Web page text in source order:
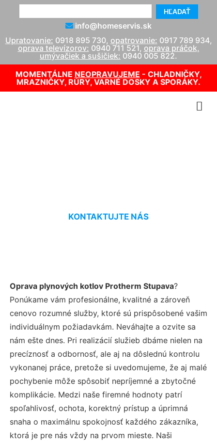
HĽADAŤ
info@homeservis.sk
Upratovanie: 0918 895 730, opatrovanie: 0917 789 934,
oprava televízorov: 0940 711 521, oprava práčok,
umývačiek a sušičiek: 0940 005 822.
MOMENTÁLNE NEOPRAVUJEME - CHLADNIČKY,
MRAZNIČKY, RÚRY, VARNÉ DOSKY A SPORÁKY.
KONTAKTUJTE NÁS
Oprava plynových kotlov Protherm Stupava?
Ponúkame vám profesionálne, kvalitné a zároveň
cenovo rozumné služby, ktoré sú prispôsobené vašim
individuálnym požiadavkám. Neváhajte a ozvite sa
nám ešte dnes. Pri realizácií služieb dbáme nielen na
precíznosť a odbornosť, ale aj na dôslednú kontrolu
vykonanej práce, pretože si uvedomujeme, že aj malé
pochybenie môže spôsobiť nepríjemné a zbytočné
komplikácie. Medzi naše firemné hodnoty patrí
spoľahlivosť, ochota, korektný prístup a úprimná
snaha o maximálnu spokojnosť každého zákazníka,
ktorá je pre nás vždy na prvom mieste. Naši